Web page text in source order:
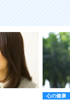
心の健康